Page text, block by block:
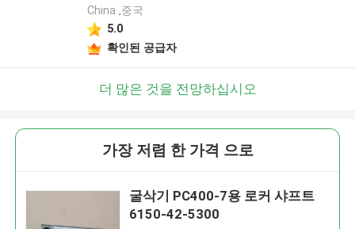
China ,중국
5.0
확인된 공급자
더 많은 것을 전망하십시오
가장 저렴 한 가격 으로
굴삭기 PC400-7용 로커 샤프트
6150-42-5300